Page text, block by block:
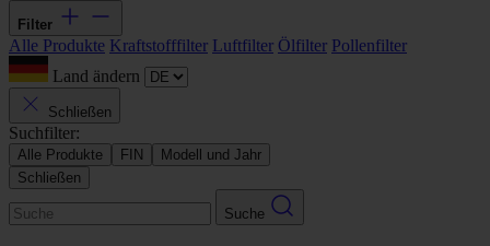
Filter
Alle Produkte Kraftstofffilter Luftfilter Ölfilter Pollenfilter
Land ändern
Schließen
Suchfilter:
Alle Produkte FIN
Modell und Jahr
Schließen
Suche